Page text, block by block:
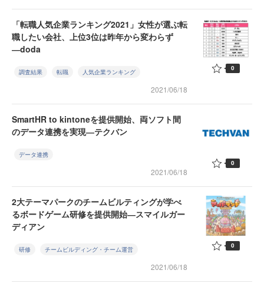
「転職人気企業ランキング2021」女性が選ぶ転
職したい会社、上位3位は昨年から変わらず
―doda
調査結果 転職 人気企業ランキング
2021/06/18
0
SmartHR to kintoneを提供開始、両ソフト間
のデータ連携を実現―テクバン
データ連携
2021/06/18
0
2大テーマパークのチームビルティングが学べ
るボードゲーム研修を提供開始―スマイルガー
ディアン
研修 チームビルディング・チーム運営
2021/06/18
0